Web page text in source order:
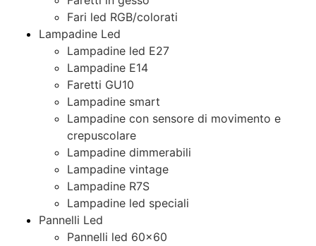
Fari led RGB/colorati
Lampadine Led
Lampadine led E27
Lampadine E14
Faretti GU10
Lampadine smart
Lampadine con sensore di movimento e
crepuscolare
Lampadine dimmerabili
Lampadine vintage
Lampadine R7S
Lampadine led speciali
Pannelli Led
Pannelli led 60×60